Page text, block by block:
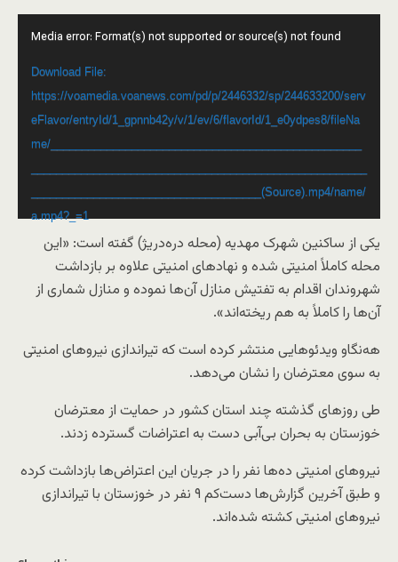
Media error: Format(s) not supported or source(s) not found
Download File:
https://voamedia.voanews.com/pd/p/2446332/sp/244633200/serv
eFlavor/entryId/1_gpnnb42y/v/1/ev/6/flavorId/1_e0ydpes8/fileNa
me/__________________________________________________
_____________________________________(Source).mp4/name/
a.mp4?_=1
یکی از ساکنین شهرک مهدیه (محله دره‌دریژ) گفته است: «این
محله کاملاً امنیتی شده و نهادهای امنیتی علاوه بر بازداشت
شهروندان اقدام به تفتیش منازل آن‌ها نموده و منازل شماری از
آن‌ها را کاملاً به هم ریخته‌اند».
هه‌نگاو ویدئوهایی منتشر کرده است که تیراندازی نیروهای امنیتی
به سوی معترضان را نشان می‌دهد.
طی روزهای گذشته چند استان کشور در حمایت از معترضان
خوزستان به بحران بی‌آبی دست به اعتراضات گسترده زدند.
نیروهای امنیتی ده‌ها نفر را در جریان این اعتراض‌ها بازداشت کرده
و طبق آخرین گزارش‌ها دست‌کم ۹ نفر در خوزستان با تیراندازی
نیروهای امنیتی کشته شده‌اند.